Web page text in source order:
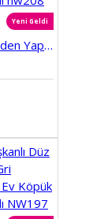
Yeni Geldi
Yeni Nesil Kendinden Yapışkanlı Esnek Sünger Renkli 3D Taş Tuğla Desen Duvar Kağıdı Paneli nw208